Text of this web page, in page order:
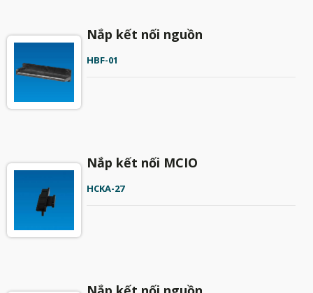
Nắp kết nối nguồn
HBF-01
Nắp kết nối MCIO
HCKA-27